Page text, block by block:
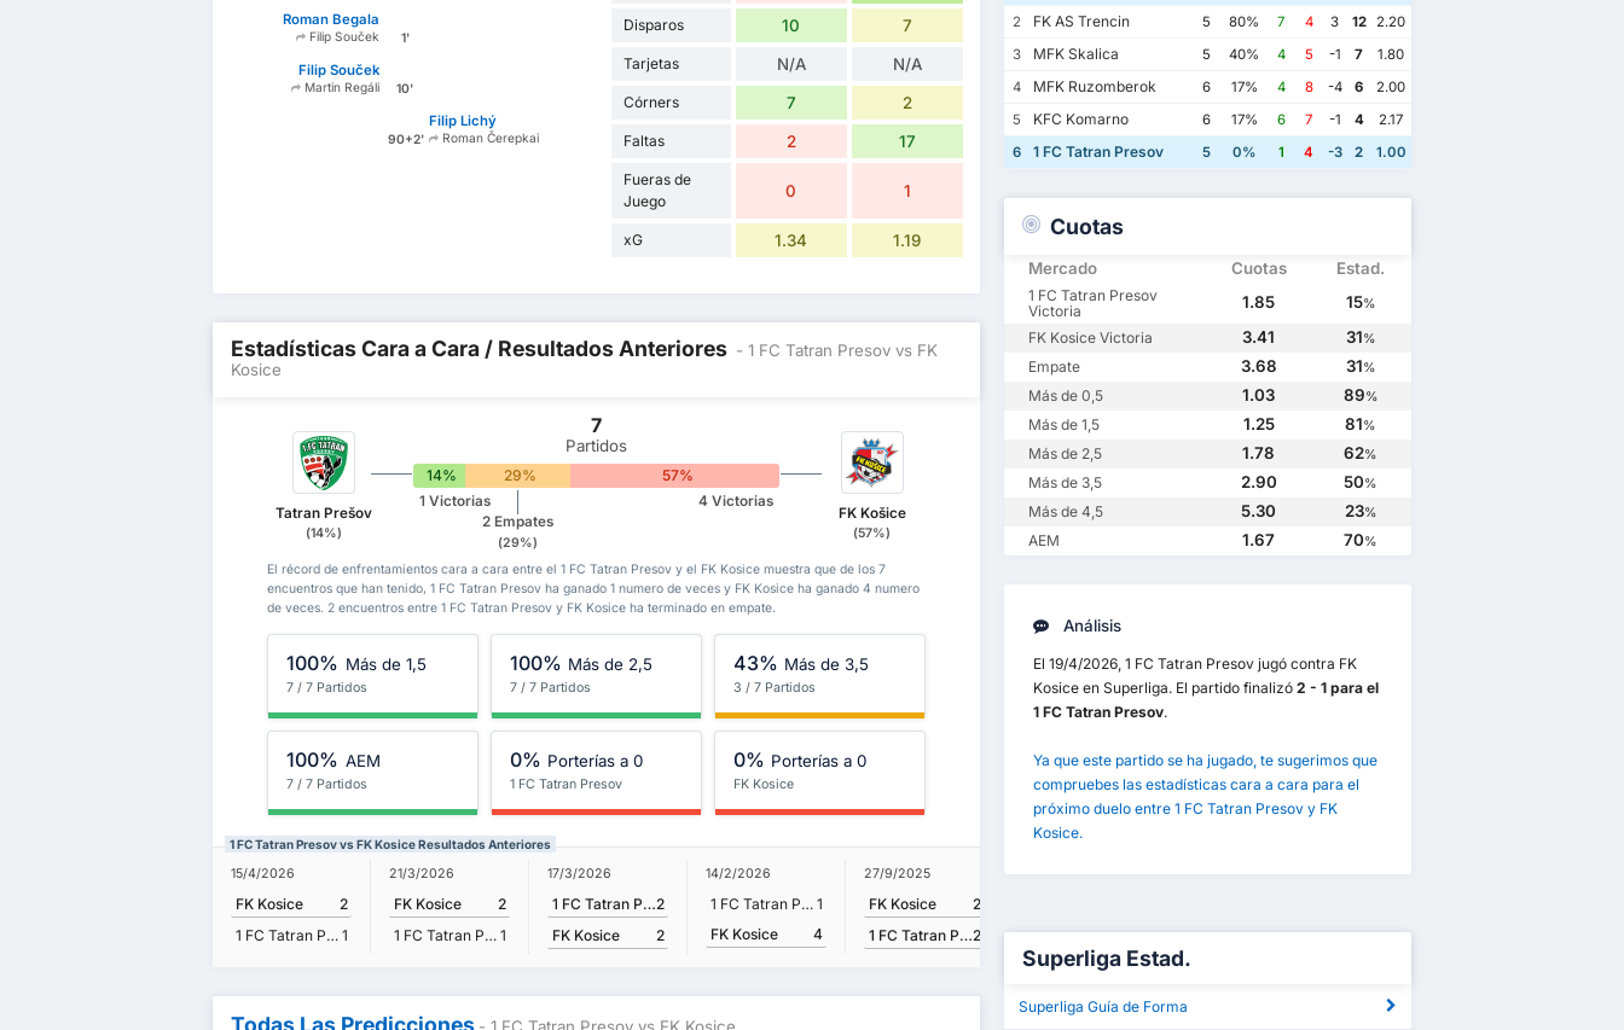
Roman Begala
Filip Souček 1'
Filip Souček
Martin Regáli 10'
90+2'
Filip Lichý
Roman Čerepkai
Disparos 10 7
Tarjetas N/A N/A
Córners 7 2
Faltas 2 17
Fueras de
Juego
0 1
xG 1.34 1.19
Estadísticas Cara a Cara / Resultados Anteriores - 1 FC Tatran Presov vs FK
Kosice
Tatran Prešov
(14%)
7
Partidos
14% 29% 57%
1 Victorias
2 Empates
(29%)
4 Victorias
FK Košice
(57%)
El récord de enfrentamientos cara a cara entre el 1 FC Tatran Presov y el FK Kosice muestra que de los 7
encuentros que han tenido, 1 FC Tatran Presov ha ganado 1 numero de veces y FK Kosice ha ganado 4 numero
de veces. 2 encuentros entre 1 FC Tatran Presov y FK Kosice ha terminado en empate.
100% Más de 1,5
7 / 7 Partidos
100% Más de 2,5
7 / 7 Partidos
43% Más de 3,5
3 / 7 Partidos
100% AEM
7 / 7 Partidos
0% Porterías a 0
1 FC Tatran Presov
0% Porterías a 0
FK Kosice
1 FC Tatran Presov vs FK Kosice Resultados Anteriores
15/4/2026
FK Kosice
2
1 FC Tatran Presov 1
21/3/2026
FK Kosice
2
1 FC Tatran Presov 1
17/3/2026
1 FC Tatran Presov2
FK Kosice
2
14/2/2026
1 FC Tatran Presov 1
FK Kosice
4
27/9/2025
FK Kosice
2
1 FC Tatran Presov2
FK Kosice
1
1 FC Tatran Presov 1
Todas Las Predicciones - 1 FC Tatran Presov vs FK Kosice
2
FK AS Trencin 5 80% 7 4 3 12
2.20
3
MFK Skalica 5 40% 4 5 -1 7
1.80
4
MFK Ruzomberok 6 17% 4 8 -4 6
2.00
5
KFC Komarno 6 17% 6 7 -1 4
2.17
6
1 FC Tatran Presov 5 0% 1 4 -3 2 1.00
Cuotas
Mercado Cuotas Estad.
1 FC Tatran Presov
Victoria
1.85 15%
FK Kosice Victoria 3.41 31%
Empate 3.68 31%
Más de 0,5 1.03 89%
Más de 1,5 1.25 81%
Más de 2,5 1.78 62%
Más de 3,5 2.90 50%
Más de 4,5 5.30 23%
AEM 1.67 70%
Análisis
El 19/4/2026, 1 FC Tatran Presov jugó contra FK
Kosice en Superliga. El partido finalizó 2 - 1 para el
1 FC Tatran Presov.
Ya que este partido se ha jugado, te sugerimos que
compruebes las estadísticas cara a cara para el
próximo duelo entre 1 FC Tatran Presov y FK
Kosice.
Superliga Estad.
Superliga Guía de Forma